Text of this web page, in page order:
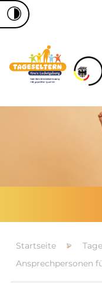
Startseite
Ansprechpersonen